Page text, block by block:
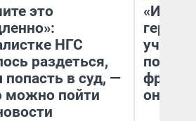
это
НГС
раздеться,
попасть в суд, —
можно пойти
герои
учит
она